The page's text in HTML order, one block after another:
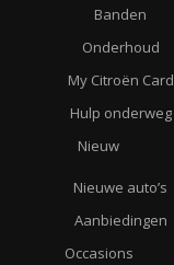
Banden
Onderhoud
My Citroën Card
Hulp onderweg
Nieuw
Nieuwe auto’s
Aanbiedingen
Occasions